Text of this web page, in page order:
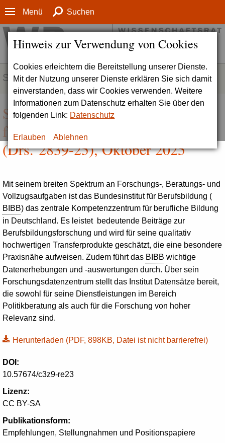
Hinweis zur Verwendung von Cookies
Cookies erleichtern die Bereitstellung unserer Dienste.
Mit der Nutzung unserer Dienste erklären Sie sich damit
einverstanden, dass wir Cookies verwenden. Weitere
Informationen zum Datenschutz erhalten Sie über den
folgenden Link: Datenschutz
Erlauben Ablehnen
Menü Suchen
SERVICE
Stellungnahme zum Bundesinstitut
für Berufsbildung (BIBB), Bonn
(Drs. 2839-25), Oktober 2025
Mit seinem breiten Spektrum an Forschungs-, Beratungs- und
Vollzugsaufgaben ist das Bundesinstitut für Berufsbildung (
BIBB) das zentrale Kompetenzzentrum für berufliche Bildung
in Deutschland. Es leistet bedeutende Beiträge zur
Berufsbildungsforschung und wird für seine qualitativ
hochwertigen Transferprodukte geschätzt, die eine besondere
Praxisnähe aufweisen. Zudem führt das BIBB wichtige
Datenerhebungen und -auswertungen durch. Über sein
Forschungsdatenzentrum stellt das Institut Datensätze bereit,
die sowohl für seine Dienstleistungen im Bereich
Politikberatung als auch für die Forschung von hoher
Relevanz sind.
Herunterladen (PDF, 898KB, Datei ist nicht barrierefrei)
DOI:
10.57674/c3z9-re23
Lizenz:
CC BY-SA
Publikationsform:
Empfehlungen, Stellungnahmen und Positionspapiere